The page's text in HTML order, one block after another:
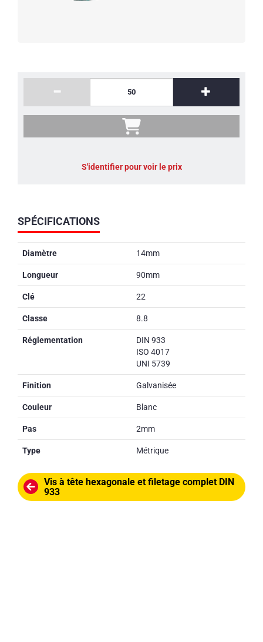
SPÉCIFICATIONS
Diamètre 14mm
Longueur 90mm
Clé 22
Classe 8.8
Réglementation
DIN 933
ISO 4017
UNI 5739
Finition Galvanisée
Couleur Blanc
Pas 2mm
Type Métrique
Vis à tête hexagonale et filetage complet DIN
933
S'identifier pour voir le prix